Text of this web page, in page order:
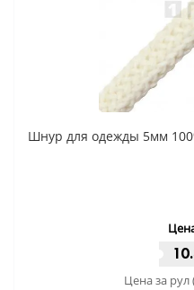
Шнур для одежды 5мм
Цена за рул